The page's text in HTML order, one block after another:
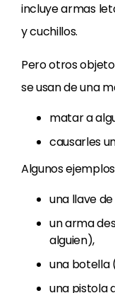
incluye armas
y cuchillos.
Pero otros
se usan de una
matar a
causarles
Algunos
una llave
un arma
alguien),
una botella
una pistola